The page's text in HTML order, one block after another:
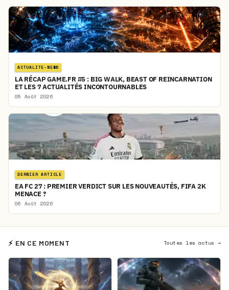
ACTUALITE-NEWS
LA RÉCAP GAME.FR #5 : BIG WALK, BEAST OF REINCARNATION
ET LES 7 ACTUALITÉS INCONTOURNABLES
05 Août 2026
DERNIER ARTICLE
EA FC 27 : PREMIER VERDICT SUR LES NOUVEAUTÉS, FIFA 2K
MENACE ?
06 Août 2026
⚡ EN CE MOMENT Toutes les actus →